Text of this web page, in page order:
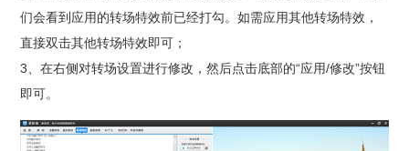
们会看到应用的转场特效前已经打勾。如需应用其他转场特效，
直接双击其他转场特效即可；
3、在右侧对转场设置进行修改，然后点击底部的“应用/修改”按钮
即可。